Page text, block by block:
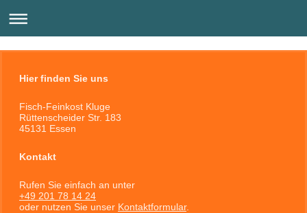
Hier finden Sie uns
Fisch-Feinkost Kluge
Rüttenscheider Str. 183
45131 Essen
Kontakt
Rufen Sie einfach an unter
+49 201 78 14 24
oder nutzen Sie unser Kontaktformular.